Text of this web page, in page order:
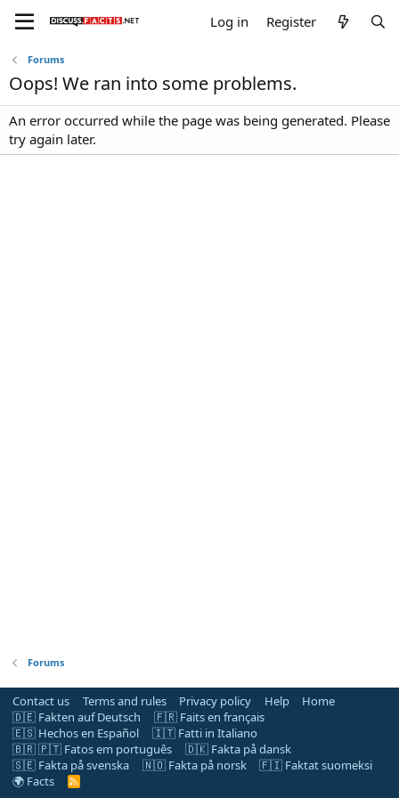
Log in Register
Forums
Oops! We ran into some problems.
An error occurred while the page was being generated. Please
try again later.
Forums
Contact us Terms and rules Privacy policy Help
Home
🇩🇪 Fakten auf Deutsch
🇫🇷 Faits en français
🇪🇸 Hechos en Español
🇮🇹 Fatti in Italiano
🇧🇷 🇵🇹 Fatos em português
🇩🇰 Fakta på dansk
🇸🇪 Fakta på svenska
🇳🇴 Fakta på norsk
🇫🇮 Faktat suomeksi
🌍 Facts
R